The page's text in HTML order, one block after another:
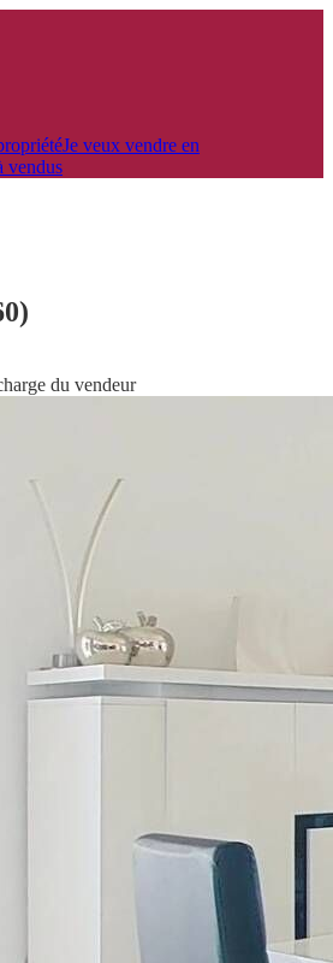
Je veux vendre en
vendus
du vendeur